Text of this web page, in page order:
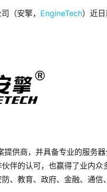
（安擎， EngineTech）近
供商，并具备专业的服务器
伴的认可，也赢得了业内众
、教育、政府、金融、通信